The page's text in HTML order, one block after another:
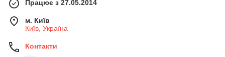
Працює з 27.05.2014
м. Київ
Київ, Україна
Контакти